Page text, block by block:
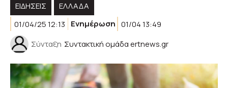
ΕΙΔΗΣΕΙΣ
ΕΛΛΑΔΑ
01/04/25 12:13
Ενημέρωση 01/04 13:49
Σύνταξη Συντακτική ομάδα ertnews.gr